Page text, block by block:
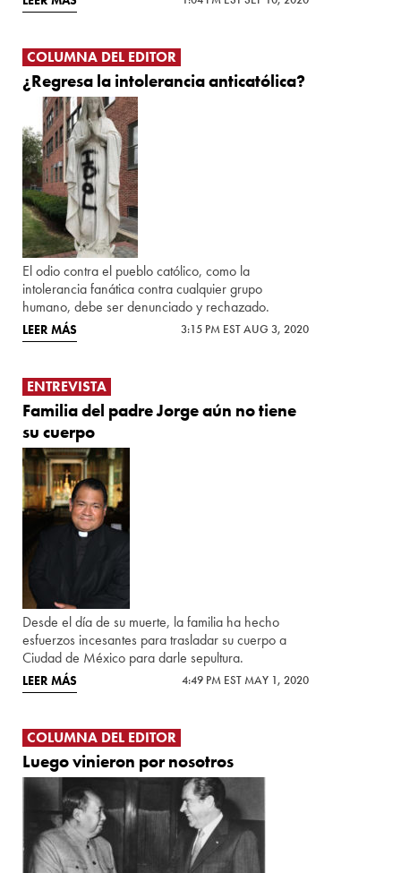
COLUMNA DEL EDITOR
¿Regresa la intolerancia anticatólica?
El odio contra el pueblo católico, como la
intolerancia fanática contra cualquier grupo
humano, debe ser denunciado y rechazado.
LEER MÁS 3:15 PM EST AUG 3, 2020
ENTREVISTA
Familia del padre Jorge aún no tiene
su cuerpo
Desde el día de su muerte, la familia ha hecho
esfuerzos incesantes para trasladar su cuerpo a
Ciudad de México para darle sepultura.
LEER MÁS 4:49 PM EST MAY 1, 2020
COLUMNA DEL EDITOR
Luego vinieron por nosotros